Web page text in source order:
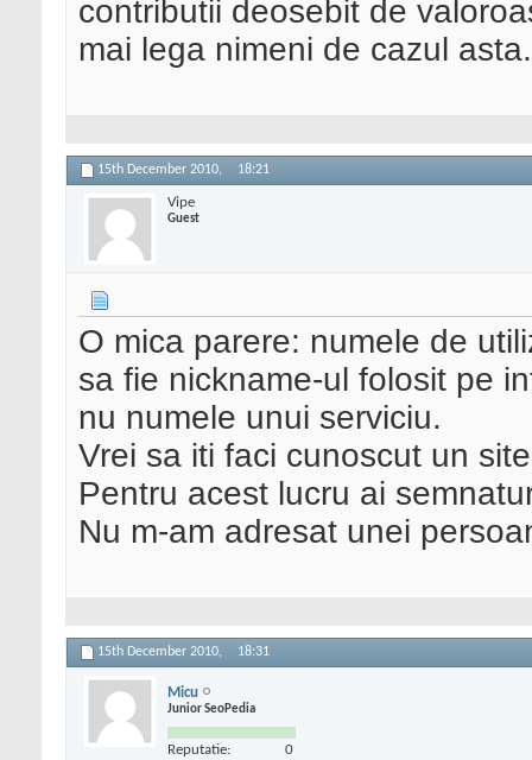
contributii deosebit de
mai lega nimeni de cazul asta.
15th December 2010, 18:21
Vipe
Guest
O mica parere: numele de
sa fie nickname-ul folosit pe
nu numele unui serviciu.
Vrei sa iti faci cunoscut un
Pentru acest lucru ai
Nu m-am adresat unei
15th December 2010, 18:31
Micu
Junior SeoPedia
Reputatie: 0